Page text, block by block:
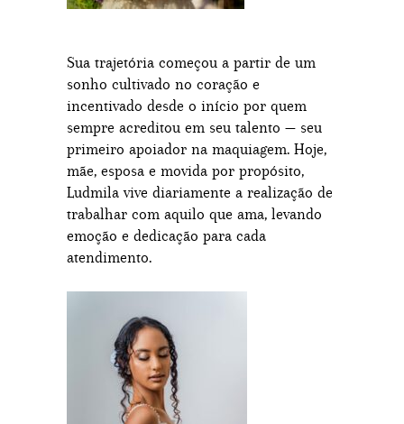
Sua trajetória começou a partir de um
sonho cultivado no coração e
incentivado desde o início por quem
sempre acreditou em seu talento — seu
primeiro apoiador na maquiagem. Hoje,
mãe, esposa e movida por propósito,
Ludmila vive diariamente a realização de
trabalhar com aquilo que ama, levando
emoção e dedicação para cada
atendimento.